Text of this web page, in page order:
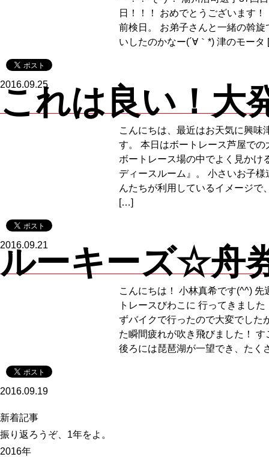
日！！！ おめでとうございます！
前検日。 お弟子さんと一緒の斡旋
いしたのかなー(´∀｀*) 津のモー
2016.09.25
これは良い！大
こんにちは、最近はお天気に興味
す。 本日はボートレース芦屋での
ボートレース場の中でよく見かけ
ディースルーム』。 小さいお子様
んたちが利用しているイメージで
[…]
2016.09.21
ルーキーズ☆舟
こんにちは！ 小林真希です(^^) 先
トレースびわこに 行ってきまし
ずバイクで行ったので大変でした
た瞬間疲れが吹き飛びました！ す
後ろには琵琶湖が一望でき、たく
2016.09.19
新着記事
振り返ろうぞ、1年をよ。
2016年